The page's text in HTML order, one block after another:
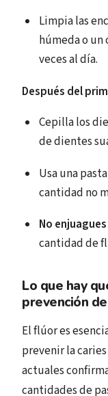
Limpia las
húmeda o un
veces al día.
Después del
Cepilla los
de dientes
Usa una
cantidad no
No
cantidad de
Lo que hay
prevención
El flúor es
prevenir la
actuales
cantidades de